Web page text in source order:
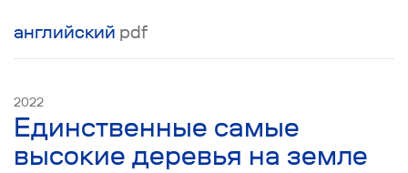
английский pdf
Единственные самые
высокие деревья на земле
2022